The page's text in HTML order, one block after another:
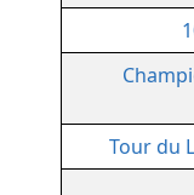
Tour du